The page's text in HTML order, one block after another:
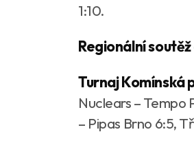
1:10.
Regionální
Turnaj Komínská
Nuclears – Tempo
– Pipas Brno 6:5,